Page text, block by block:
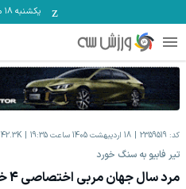
یکشنبه ۱۸ مرداد
کد: 2359519 18 اردیبهشت 1405 ساعت 19:35 42.3K
تیر فابیو به سنگ خورد
مرد سال جهان مربی اختصاصی 4 خارجی فوتبال ایران!